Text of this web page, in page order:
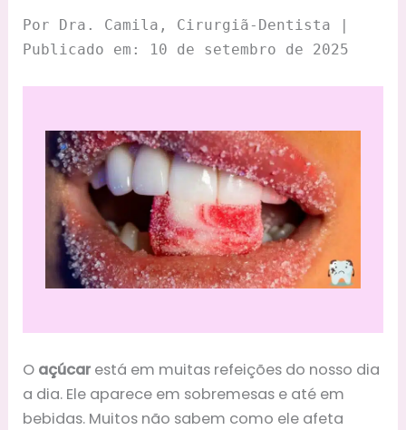
Por Dra. Camila, Cirurgiã-Dentista |
Publicado em: 10 de setembro de 2025
O açúcar está em muitas refeições do nosso dia
a dia. Ele aparece em sobremesas e até em
bebidas. Muitos não sabem como ele afeta